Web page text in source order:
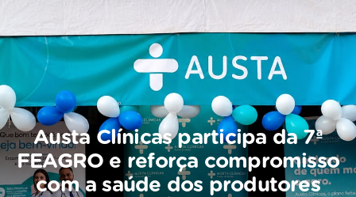
Austa Clínicas participa da 7ª
FEAGRO e reforça compromisso
com a saúde dos produtores